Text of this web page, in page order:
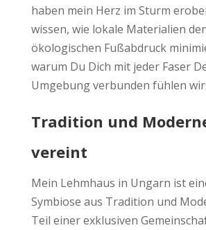
haben mein Herz im Sturm
wissen, wie lokale Materialien
ökologischen Fußabdruck
warum Du Dich mit jeder Faser
Umgebung verbunden fühlen
Tradition und
vereint
Mein Lehmhaus in Ungarn ist
Symbiose aus Tradition und
Teil einer exklusiven